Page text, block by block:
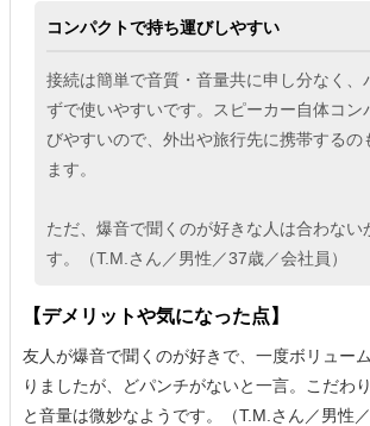
コンパクトで持ち運びしやすい
接続は簡単で音質・音量共に申し分なく、
ずで使いやすいです。スピーカー自体コン
びやすいので、外出や旅行先に携帯するの
ます。
ただ、爆音で聞くのが好きな人は合わない
す。（T.M.さん／男性／37歳／会社員）
【デメリットや気になった点】
友人が爆音で聞くのが好きで、一度ボリュー
りましたが、どパンチがないと一言。こだわ
と音量は微妙なようです。（T.M.さん／男性